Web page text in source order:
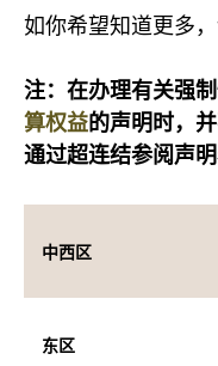
如你希望知道更多
注： 在办理有关强
算权益的声明时，
通过超连结参阅声明
中西区
东区